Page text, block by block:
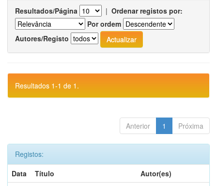
Resultados/Página | Ordenar registos por:
Por ordem
Autores/Registo
Resultados 1-1 de 1.
Anterior 1 Próxima
Registos:
Data
Título
Autor(es)